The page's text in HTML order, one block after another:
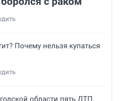
Почему нельзя купаться
области пять ДТП,